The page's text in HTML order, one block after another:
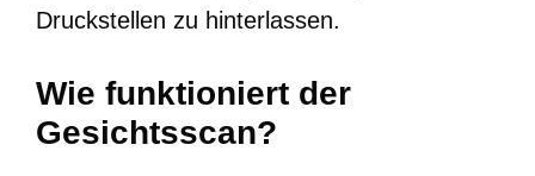
Druckstellen zu hinterlassen.
Wie funktioniert der
Gesichtsscan?